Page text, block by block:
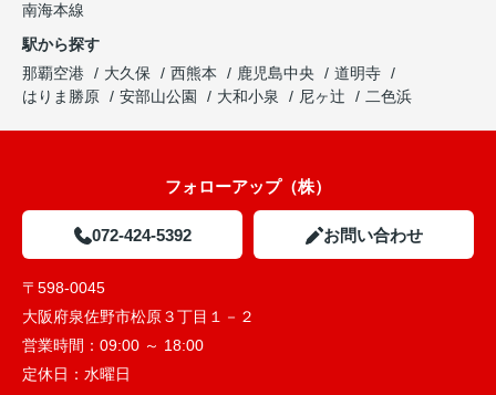
南海本線
駅から探す
那覇空港
大久保 西熊本 鹿児島中央
道明寺
はりま勝原
安部山公園 大和小泉 尼ヶ辻 二色浜
フォローアップ（株）
072-424-5392 お問い合わせ
〒598-0045
大阪府泉佐野市松原３丁目１－２
営業時間： 09:00 ～ 18:00
定休日： 水曜日